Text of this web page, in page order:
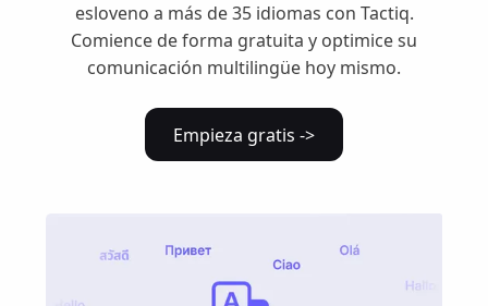
esloveno a más de 35 idiomas con Tactiq.
Comience de forma gratuita y optimice su
comunicación multilingüe hoy mismo.
Empieza gratis ->